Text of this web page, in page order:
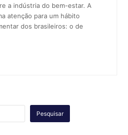
a indústria do bem-estar. A
atenção para um hábito
dos brasileiros: o de
Pesquisar